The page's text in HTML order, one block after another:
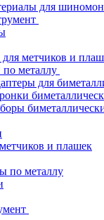
для
метчиков и
металлу
для
и плашек
по металлу